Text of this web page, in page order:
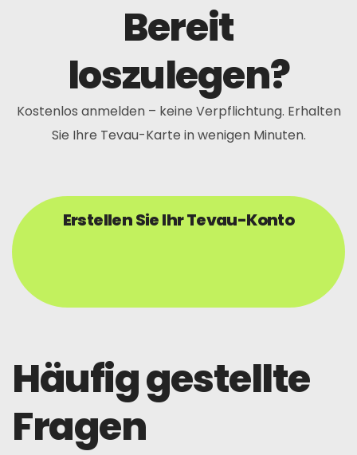
Bereit
loszulegen?
Kostenlos anmelden – keine Verpflichtung. Erhalten
Sie Ihre Tevau-Karte in wenigen Minuten.
Erstellen Sie Ihr Tevau-Konto
Häufig gestellte
Fragen